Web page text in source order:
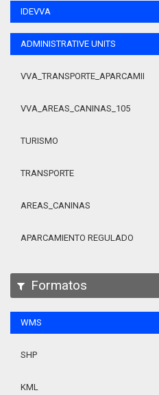
IDEVVA
ADMINISTRATIVE UNITS
VVA_AREAS_CANINAS_105
TURISMO
TRANSPORTE
AREAS_CANINAS
APARCAMIENTO REGULADO
Formatos
WMS
SHP
KML